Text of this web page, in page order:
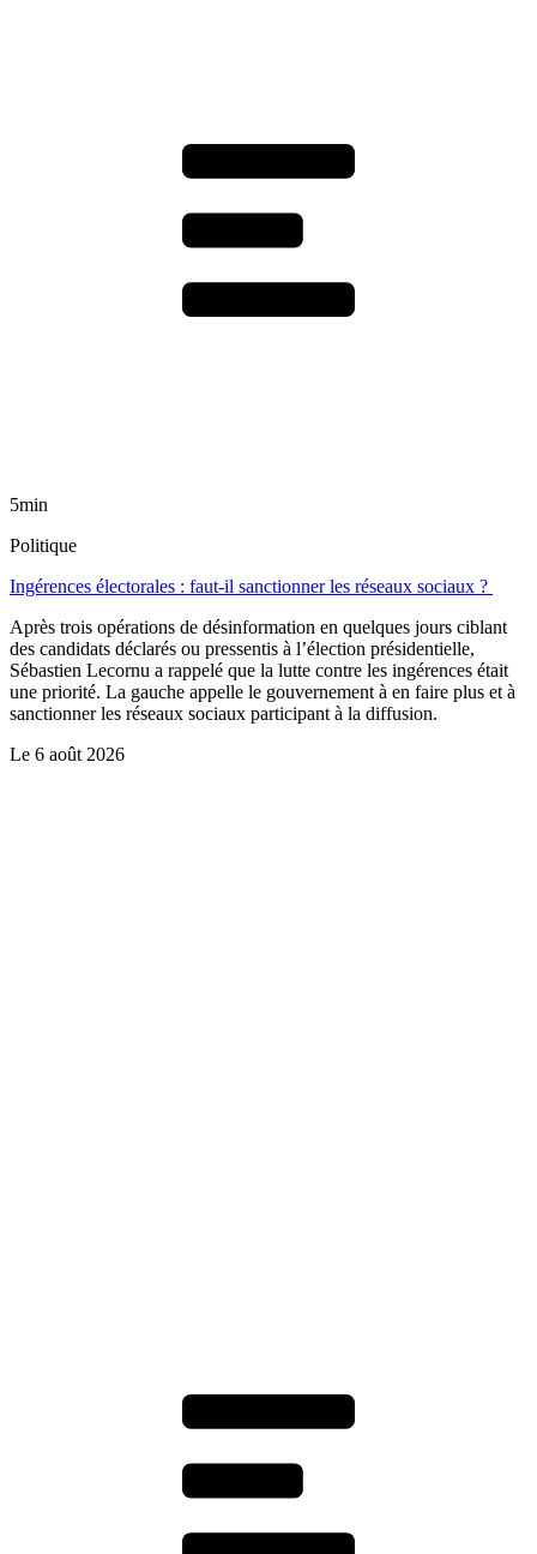
5min
Politique
Ingérences électorales : faut-il sanctionner les réseaux sociaux ?
Après trois opérations de désinformation en quelques jours ciblant
des candidats déclarés ou pressentis à l’élection présidentielle,
Sébastien Lecornu a rappelé que la lutte contre les ingérences était
une priorité. La gauche appelle le gouvernement à en faire plus et à
sanctionner les réseaux sociaux participant à la diffusion.
Le 6 août 2026